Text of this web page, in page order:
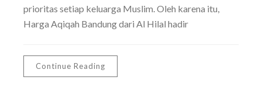
prioritas setiap keluarga Muslim. Oleh karena itu,
Harga Aqiqah Bandung dari Al Hilal hadir
Continue Reading